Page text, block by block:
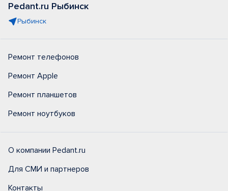
Pedant.ru Рыбинск
Рыбинск
Ремонт телефонов
Ремонт Apple
Ремонт планшетов
Ремонт ноутбуков
О компании Pedant.ru
Для СМИ и партнеров
Контакты